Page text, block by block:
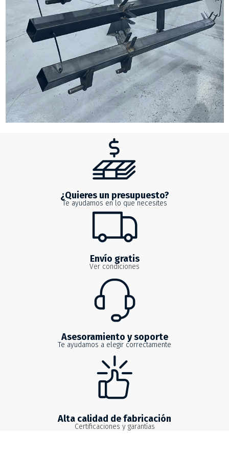
¿Quieres un presupuesto?
Te ayudamos en lo que necesites
Envío gratis
Ver condiciones
Asesoramiento y soporte
Te ayudamos a elegir correctamente
Alta calidad de fabricación
Certificaciones y garantías